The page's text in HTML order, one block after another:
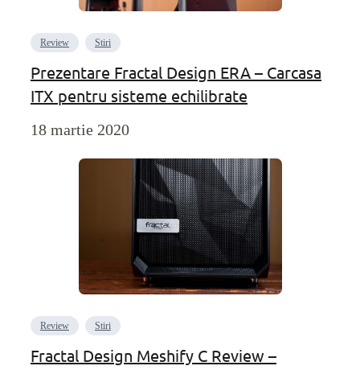
Review Stiri
Prezentare Fractal Design ERA – Carcasa
ITX pentru sisteme echilibrate
18 martie 2020
Review Stiri
Fractal Design Meshify C Review –